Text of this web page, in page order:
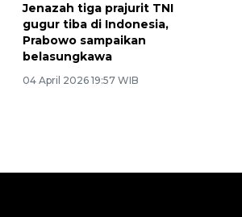
Jenazah tiga prajurit TNI
gugur tiba di Indonesia,
Prabowo sampaikan
belasungkawa
04 April 2026 19:57 WIB